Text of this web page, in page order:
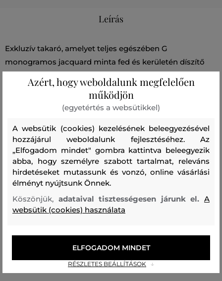
Leírás
Exkluzív takaró, amelyet teljes egészében G
monogramos jacquard minta fed és kerületén díszítő
varrással van ellátva. A 100%-ban gyapjúból készült
anyag tökéletes könnyedséget garantál és kellemesen
melegen tart. A takaró légáteresztő, nem gyűrődik és
ízléses kiegészítő, amely otthonának bármely pontján
megállja majd helyét. Méretek: 130 x 180 cm.
Szezon: SS25
Termék kódja
853102102-325-GH-277-130x180
Összetétel
Azért, hogy weboldalunk megfelelően
működjön
(egyetértés a websütikkel)
A websütik (cookies) kezelésének beleegyezésével
hozzájárul weboldalunk fejlesztéséhez. Az
„Elfogadom mindet" gombra kattintva beleegyezik
abba, hogy személyre szabott tartalmat, releváns
hirdetéseket mutassunk és vonzó, online vásárlási
élményt nyújtsunk Önnek.
Köszönjük, adataival tisztességesen járunk el.A
websütik (cookies) használata
RÉSZLETES BEÁLLÍTÁSOK
ELFOGADOM MINDET